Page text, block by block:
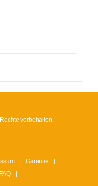
vorbehalten.
Garantie
FAQ